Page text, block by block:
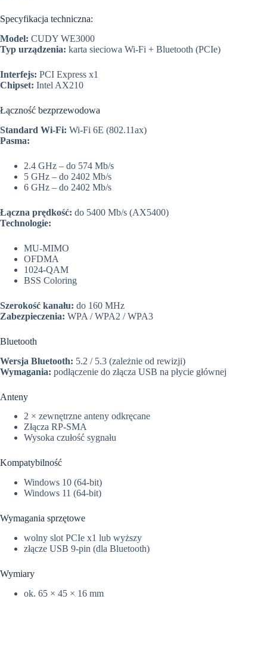
Specyfikacja techniczna:
Model: CUDY WE3000
Typ urządzenia: karta sieciowa Wi-Fi + Bluetooth (PCIe)
Interfejs: PCI Express x1
Chipset: Intel AX210
Łączność bezprzewodowa
Standard Wi-Fi: Wi-Fi 6E (802.11ax)
Pasma:
2.4 GHz – do 574 Mb/s
5 GHz – do 2402 Mb/s
6 GHz – do 2402 Mb/s
Łączna prędkość: do 5400 Mb/s (AX5400)
Technologie:
MU-MIMO
OFDMA
1024-QAM
BSS Coloring
Szerokość kanału: do 160 MHz
Zabezpieczenia: WPA / WPA2 / WPA3
Bluetooth
Wersja Bluetooth: 5.2 / 5.3 (zależnie od rewizji)
Wymagania: podłączenie do złącza USB na płycie głównej
Anteny
2 × zewnętrzne anteny odkręcane
Złącza RP-SMA
Wysoka czułość sygnału
Kompatybilność
Windows 10 (64-bit)
Windows 11 (64-bit)
Wymagania sprzętowe
wolny slot PCIe x1 lub wyższy
złącze USB 9-pin (dla Bluetooth)
Wymiary
ok. 65 × 45 × 16 mm